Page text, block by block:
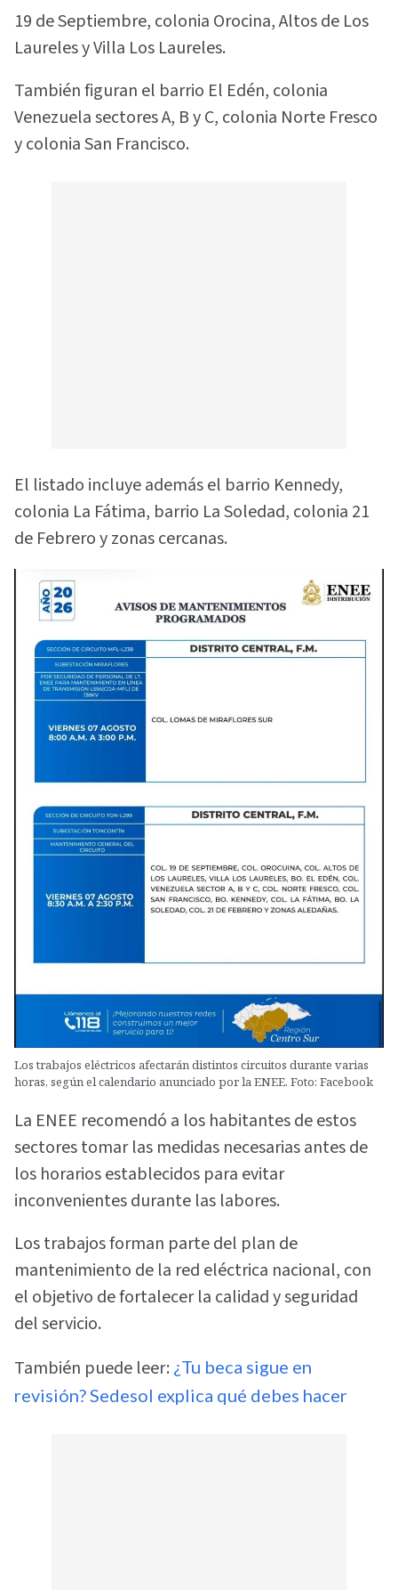
19 de Septiembre, colonia Orocina, Altos de Los
Laureles y Villa Los Laureles.
También figuran el barrio El Edén, colonia
Venezuela sectores A, B y C, colonia Norte Fresco
y colonia San Francisco.
El listado incluye además el barrio Kennedy,
colonia La Fátima, barrio La Soledad, colonia 21
de Febrero y zonas cercanas.
Los trabajos eléctricos afectarán distintos circuitos durante varias
horas, según el calendario anunciado por la ENEE. Foto: Facebook
La ENEE recomendó a los habitantes de estos
sectores tomar las medidas necesarias antes de
los horarios establecidos para evitar
inconvenientes durante las labores.
Los trabajos forman parte del plan de
mantenimiento de la red eléctrica nacional, con
el objetivo de fortalecer la calidad y seguridad
del servicio.
También puede leer: ¿Tu beca sigue en
revisión? Sedesol explica qué debes hacer